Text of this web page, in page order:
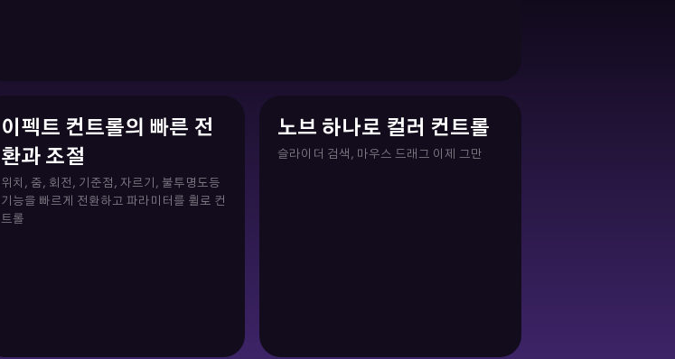
이펙트 컨트롤의 빠른 전
환과 조절
위치, 줌, 회전, 기준점, 자르기, 불투명도등
기능을 빠르게 전환하고 파라미터를 휠로 컨
트롤
노브 하나로 컬러 컨트롤
슬라이더 검색, 마우스 드래그 이제 그만